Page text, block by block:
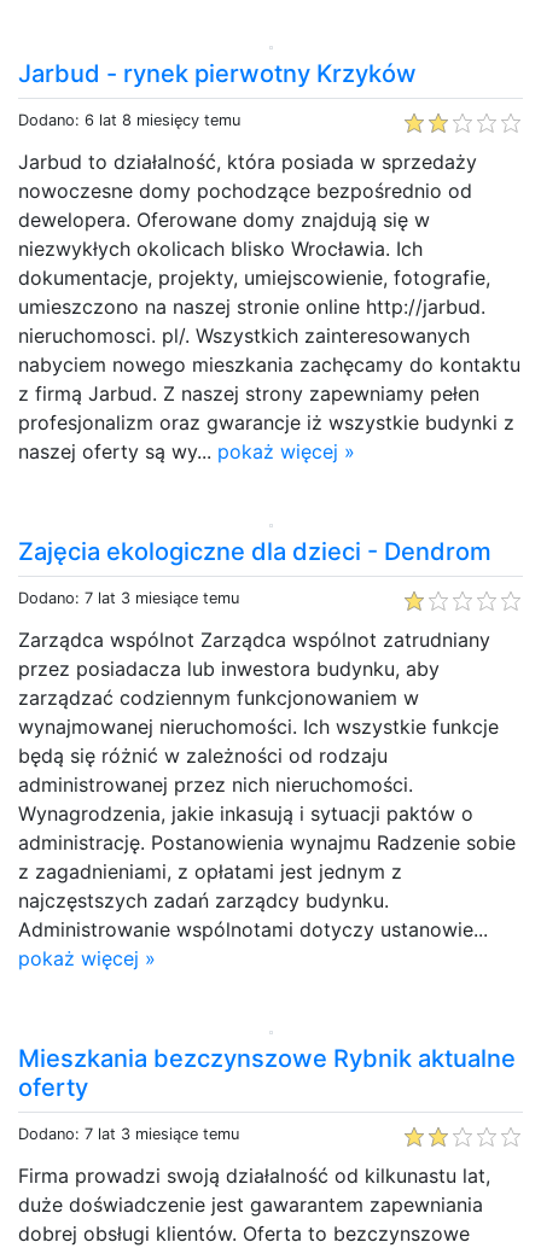
Jarbud - rynek pierwotny Krzyków
Dodano: 6 lat 8 miesięcy temu
Jarbud to działalność, która posiada w sprzedaży
nowoczesne domy pochodzące bezpośrednio od
dewelopera. Oferowane domy znajdują się w
niezwykłych okolicach blisko Wrocławia. Ich
dokumentacje, projekty, umiejscowienie, fotografie,
umieszczono na naszej stronie online http://jarbud.
nieruchomosci. pl/. Wszystkich zainteresowanych
nabyciem nowego mieszkania zachęcamy do kontaktu
z firmą Jarbud. Z naszej strony zapewniamy pełen
profesjonalizm oraz gwarancje iż wszystkie budynki z
naszej oferty są wy... pokaż więcej »
Zajęcia ekologiczne dla dzieci - Dendrom
Dodano: 7 lat 3 miesiące temu
Zarządca wspólnot Zarządca wspólnot zatrudniany
przez posiadacza lub inwestora budynku, aby
zarządzać codziennym funkcjonowaniem w
wynajmowanej nieruchomości. Ich wszystkie funkcje
będą się różnić w zależności od rodzaju
administrowanej przez nich nieruchomości.
Wynagrodzenia, jakie inkasują i sytuacji paktów o
administrację. Postanowienia wynajmu Radzenie sobie
z zagadnieniami, z opłatami jest jednym z
najczęstszych zadań zarządcy budynku.
Administrowanie wspólnotami dotyczy ustanowie...
pokaż więcej »
Mieszkania bezczynszowe Rybnik aktualne
oferty
Dodano: 7 lat 3 miesiące temu
Firma prowadzi swoją działalność od kilkunastu lat,
duże doświadczenie jest gawarantem zapewniania
dobrej obsługi klientów. Oferta to bezczynszowe